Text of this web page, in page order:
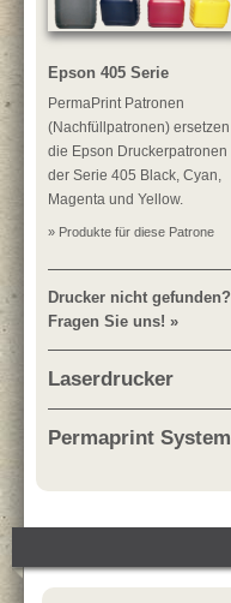
Epson 405 Serie
PermaPrint Patronen
(Nachfüllpatronen) ersetzen
die Epson Druckerpatronen
der Serie 405 Black, Cyan,
Magenta und Yellow.
» Produkte für diese Patrone
Drucker nicht gefunden?
Fragen Sie uns! »
Laserdrucker
Permaprint System